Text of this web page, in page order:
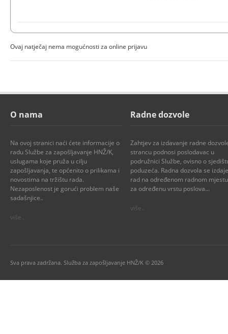
Ovaj natječaj nema mogućnosti za online prijavu
O nama
Na ovoj stranici naći ćete informacije o
radu Službe za zapošljavanje HNŽ/K,
uslugama koje pruža u cilju
zapošljavanja, te općenito o prilikama i
novostima na tržištu rada.
Nezaposlenost je gorući problem naše
sadašnjice..
više..
Radne dozvole
Zahtjev za izdavanje radne
strancu podnosi poslodavac u
podružnici Službe, ovisno o
poduzeća. Radna dozvola se
rad na određenom radnom
za određenu vrstu poslova...
više..
Sva prava zadržana. Služba za zapošljavanje HNŽ/K © 2026